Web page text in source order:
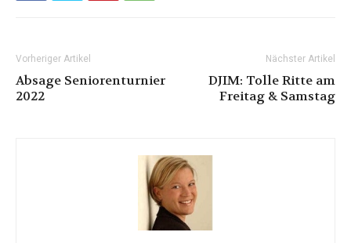
Vorheriger Artikel
Absage Seniorenturnier
2022
Nächster Artikel
DJIM: Tolle Ritte am
Freitag & Samstag